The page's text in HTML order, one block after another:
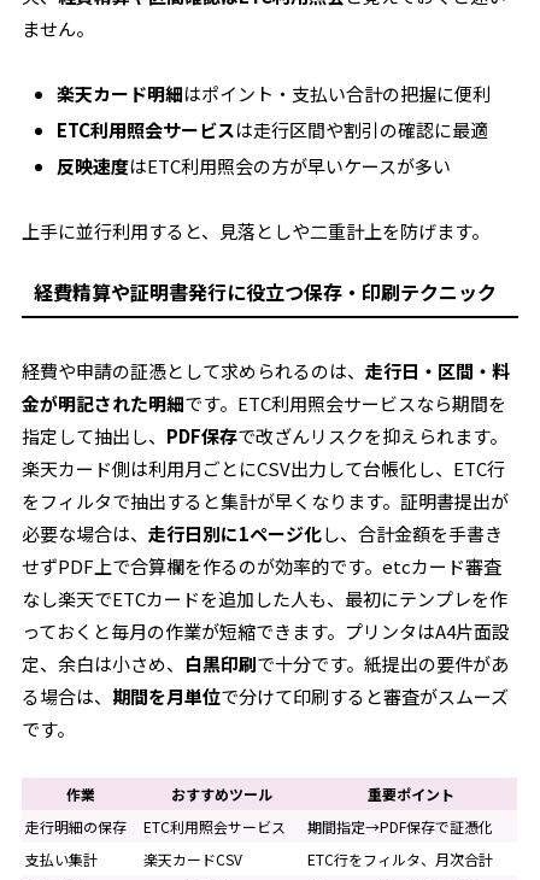
ません。
楽天カード明細はポイント・支払い合計の把握に便利
ETC利用照会サービスは走行区間や割引の確認に最適
反映速度はETC利用照会の方が早いケースが多い
上手に並行利用すると、見落としや二重計上を防げます。
経費精算や証明書発行に役立つ保存・印刷テクニック
経費や申請の証憑として求められるのは、走行日・区間・料
金が明記された明細です。ETC利用照会サービスなら期間を
指定して抽出し、 PDF保存で改ざんリスクを抑えられます。
楽天カード側は利用月ごとにCSV出力して台帳化し、ETC行
をフィルタで抽出すると集計が早くなります。証明書提出が
必要な場合は、走行日別に1ページ化し、合計金額を手書き
せずPDF上で合算欄を作るのが効率的です。etcカード審査
なし楽天でETCカードを追加した人も、最初にテンプレを作
っておくと毎月の作業が短縮できます。プリンタはA4片面設
定、余白は小さめ、 白黒印刷で十分です。紙提出の要件があ
る場合は、期間を月単位で分けて印刷すると審査がスムーズ
です。
作業 おすすめツール
重要ポイント
走行明細の保存
ETC利用照会サービス
期間指定→PDF保存で証憑化
支払い集計
楽天カードCSV
ETC行をフィルタ、月次合計